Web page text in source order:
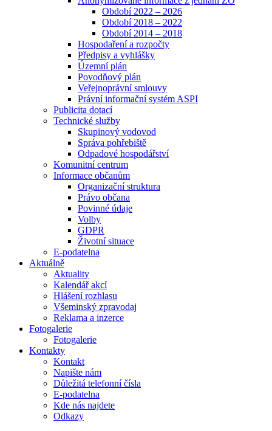
Období 2022 – 2026
Období 2018 – 2022
Období 2014 – 2018
Hospodaření a rozpočty
Předpisy a vyhlášky
Územní plán
Povodňový plán
Veřejnoprávní smlouvy
Právní informační systém ASPI
Publicita dotací
Technické služby
Skupinový vodovod
Správa pohřebiště
Odpadové hospodářství
Komunitní centrum
Informace občanům
Organizační struktura
Právo občana
Povinné údaje
Volby
GDPR
Životní situace
E-podatelna
Aktuálně
Aktuality
Kalendář akcí
Hlášení rozhlasu
Všeminský zpravodaj
Reklama a inzerce
Fotogalerie
Fotogalerie
Kontakty
Kontakt
Napište nám
Důležitá telefonní čísla
E-podatelna
Kde nás najdete
Odkazy